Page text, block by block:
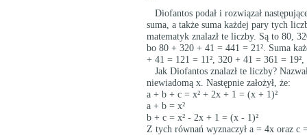
Diofantos podał i rozwiązał
suma, a także suma każdej pary tych
matematyk znalazł te liczby. Są to 80,
bo 80 + 320 + 41 = 441 = 21². Suma
+ 41 = 121 = 11², 320 + 41 = 361 =
Jak Diofantos znalazł te liczby?
niewiadomą x. Następnie założył, że:
a + b + c = x² + 2x + 1 = (x + 1)²
a + b = x²
b + c = x² - 2x + 1 = (x - 1)²
Z tych równań wyznaczył a = 4x oraz c